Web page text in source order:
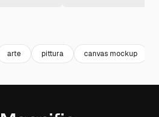
arte pittura canvas mockup